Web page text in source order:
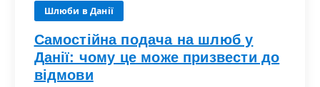
Шлюби в Данії
Самостійна подача на шлюб у
Данії: чому це може призвести до
відмови